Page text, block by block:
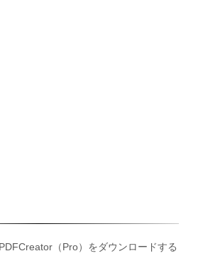
（Pro）をダウンロードする